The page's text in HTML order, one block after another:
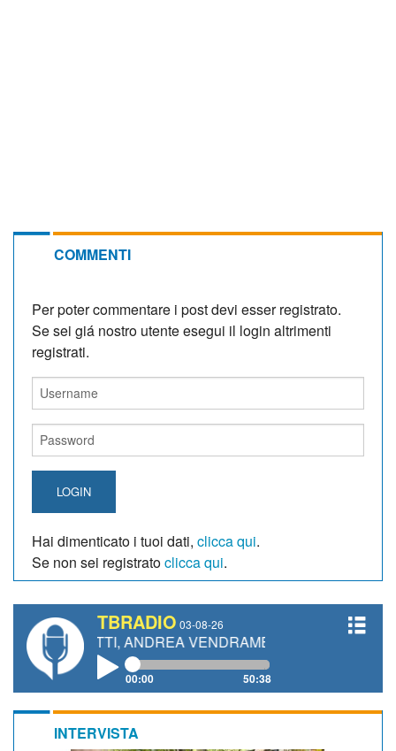
COMMENTI
Per poter commentare i post devi esser registrato.
Se sei giá nostro utente esegui il login altrimenti
registrati.
LOGIN
Hai dimenticato i tuoi dati, clicca qui.
Se non sei registratoclicca qui.
TBRADIO 03-08-26
ANDREA VENDRAME, FILIPPO FIORELLI
00:00 50:38
INTERVISTA